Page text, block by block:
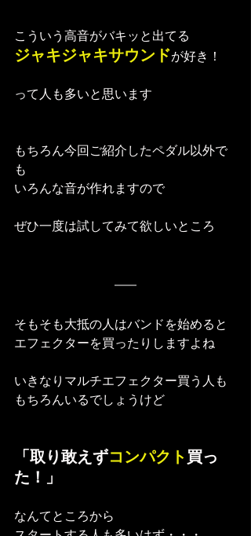
こういう高音がバキッと出てる
ジャキジャキサウンドが好き！
って人も多いと思います
もちろん今回ご紹介したペダル以外で
も
いろんな音が作れますので
ぜひ一度は試してみて欲しいところ
そもそも大抵の人はバンドを始めると
エフェクターを買ったりしますよね
いきなりマルチエフェクター買う人も
もちろんいるでしょうけど
「取り敢えずコンパクト 買っ
た！」
なんてところから